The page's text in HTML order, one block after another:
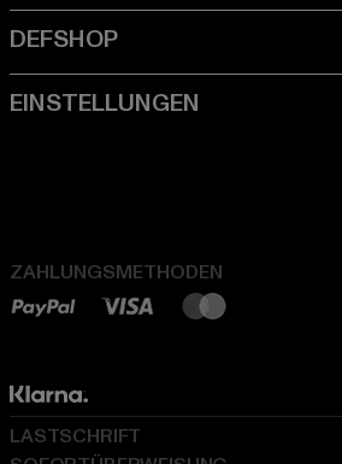
ZAHLUNGSMETHODEN
LASTSCHRIFT